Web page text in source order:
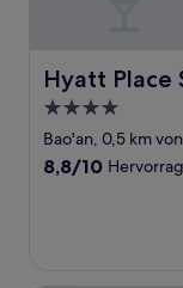
Hyatt Place
Hyatt Place
4.0-
Sterne-
Unterkunft
Bao'an, 0,5 km
8.8
8,8/10